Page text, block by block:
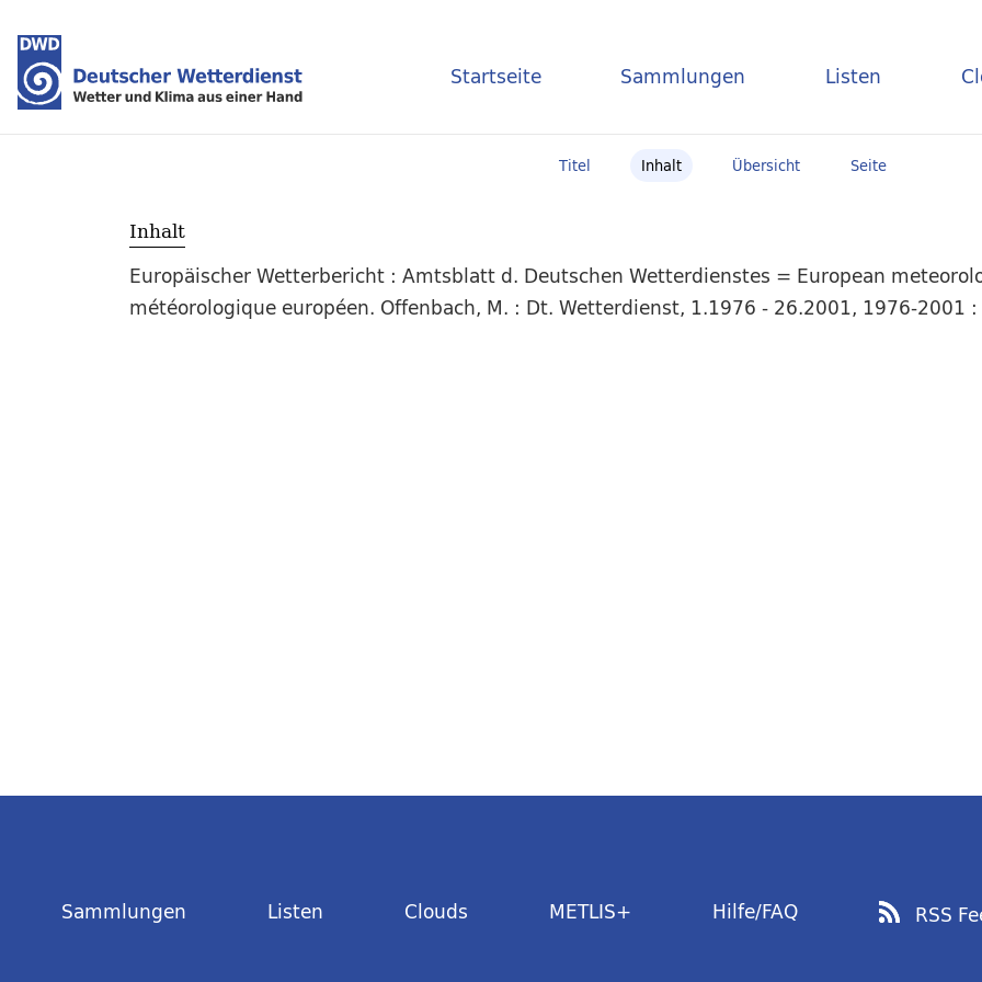
Startseite Sammlungen Listen
Titel Inhalt Übersicht Seite
Inhalt
Europäischer Wetterbericht : Amtsblatt d. Deutschen Wetterdienstes = European
météorologique européen. Offenbach, M. : Dt. Wetterdienst, 1.1976 - 26.2001, 1976-2001
Sammlungen Listen Clouds METLIS+ Hilfe/FAQ RSS